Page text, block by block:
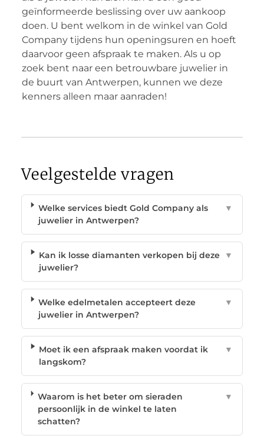
geïnformeerde beslissing over uw aankoop
doen. U bent welkom in de winkel van Gold
Company tijdens hun openingsuren en hoeft
daarvoor geen afspraak te maken. Als u op
zoek bent naar een betrouwbare juwelier in
de buurt van Antwerpen, kunnen we deze
kenners alleen maar aanraden!
Veelgestelde vragen
Welke services biedt Gold Company als
juwelier in Antwerpen?
▼
Kan ik losse diamanten verkopen bij deze
juwelier?
▼
Welke edelmetalen accepteert deze
juwelier in Antwerpen?
▼
Moet ik een afspraak maken voordat ik
langskom?
▼
Waarom is het beter om sieraden
persoonlijk in de winkel te laten
schatten?
▼